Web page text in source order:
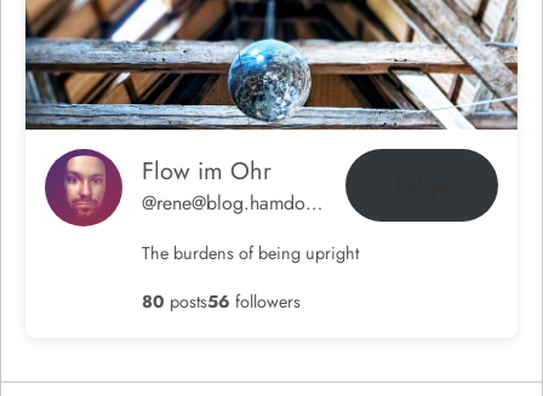
Flow im Ohr
@rene@blog.hamdorf.org
The burdens of being upright
80 posts56 followers